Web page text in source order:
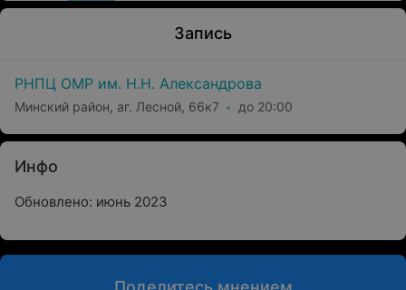
Запись
РНПЦ ОМР им. Н.Н. Александрова
Минский район, аг. Лесной, 66к7 до 20:00
Инфо
Обновлено: июнь 2023